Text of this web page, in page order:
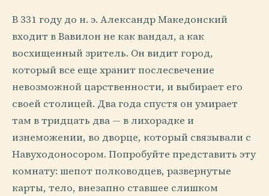
В 331 году до н. э. Александр Македонский
входит в Вавилон не как вандал, а как
восхищенный зритель. Он видит город,
который все еще хранит послесвечение
невозможной царственности, и выбирает его
своей столицей. Два года спустя он умирает
там в тридцать два — в лихорадке и
изнеможении, во дворце, который связывали с
Навуходоносором. Попробуйте представить эту
комнату: шепот полководцев, развернутые
карты, тело, внезапно ставшее слишком